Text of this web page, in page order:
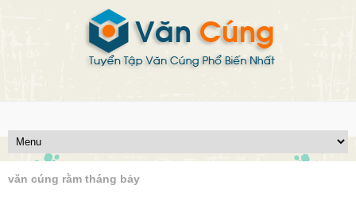
văn cúng rằm tháng bảy